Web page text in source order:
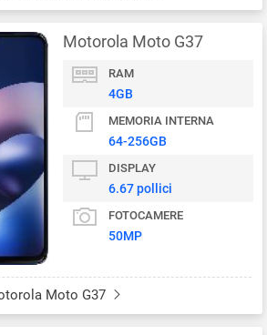
Motorola Moto G37
RAM
4GB
MEMORIA INTERNA
64-256GB
DISPLAY
6.67 pollici
FOTOCAMERE
50MP
Moto G37